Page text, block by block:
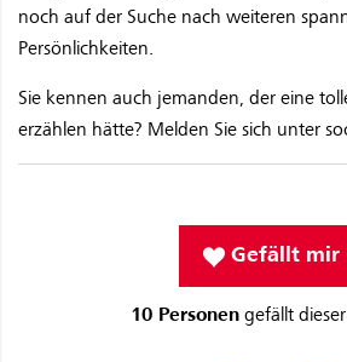
noch auf der Suche nach weiteren
Persönlichkeiten.
Sie kennen auch jemanden, der eine
erzählen hätte? Melden Sie sich unter
Gefällt mir
10 Personengefällt